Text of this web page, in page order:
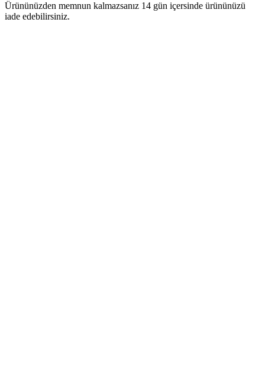
Ürününüzden memnun kalmazsanız 14 gün içersinde ürününüzü
iade edebilirsiniz.